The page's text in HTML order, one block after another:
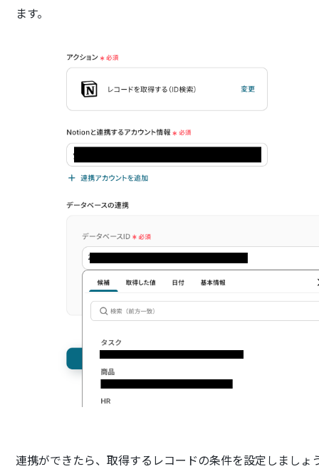
ます。
連携ができたら、取得するレコードの条件を設定しましょ